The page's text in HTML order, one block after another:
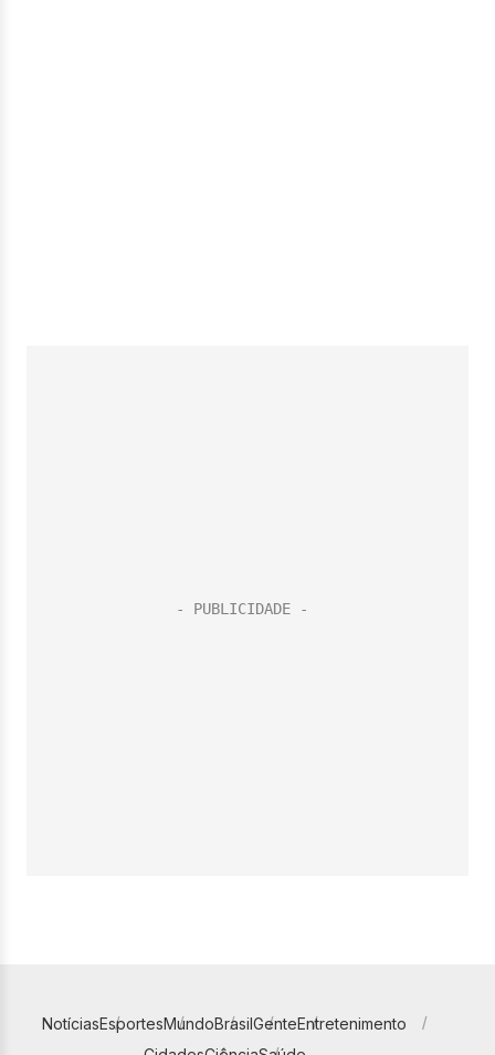
NotíciasEsportesMundoBrasilGenteEntretenimento